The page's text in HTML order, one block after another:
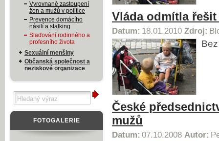
Vláda odmítla
Datum: 18.01.2010 Zdroj:
České
mužů
Datum: 07.10.2008 Autor:
Vyrovnané zastoupení
žen a mužů v politice
Prevence domácího
násilí a stalking
Slaďování rodinného a
profesního života
Sexuální menšiny
Občanská společnost a
neziskové organizace
FOTOGALERIE